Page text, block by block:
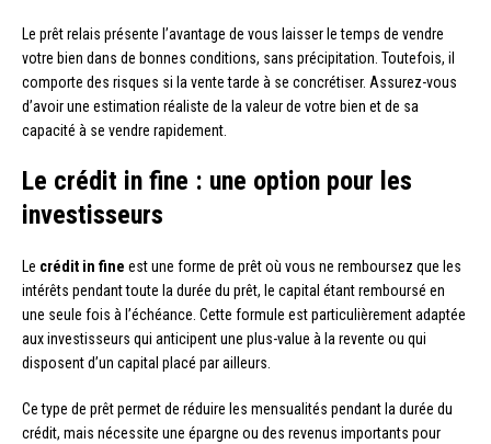
Le prêt relais présente l’avantage de vous laisser le temps de vendre
votre bien dans de bonnes conditions, sans précipitation. Toutefois, il
comporte des risques si la vente tarde à se concrétiser. Assurez-vous
d’avoir une estimation réaliste de la valeur de votre bien et de sa
capacité à se vendre rapidement.
Le crédit in fine : une option pour les
investisseurs
Le crédit in fine est une forme de prêt où vous ne remboursez que les
intérêts pendant toute la durée du prêt, le capital étant remboursé en
une seule fois à l’échéance. Cette formule est particulièrement adaptée
aux investisseurs qui anticipent une plus-value à la revente ou qui
disposent d’un capital placé par ailleurs.
Ce type de prêt permet de réduire les mensualités pendant la durée du
crédit, mais nécessite une épargne ou des revenus importants pour